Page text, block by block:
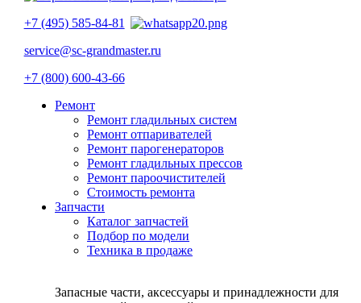
+7 (495) 585-84-81
service@sc-grandmaster.ru
+7 (800) 600-43-66
Ремонт
Ремонт гладильных систем
Ремонт отпаривателей
Ремонт парогенераторов
Ремонт гладильных прессов
Ремонт пароочистителей
Стоимость ремонта
Запчасти
Каталог запчастей
Подбор по модели
Техника в продаже
Запасные части, аксессуары и принадлежности для